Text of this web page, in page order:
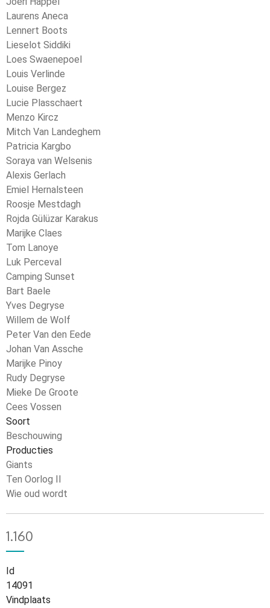
Laurens Aneca
Lennert Boots
Lieselot Siddiki
Loes Swaenepoel
Louis Verlinde
Louise Bergez
Lucie Plasschaert
Menzo Kircz
Mitch Van Landeghem
Patricia Kargbo
Soraya van Welsenis
Alexis Gerlach
Emiel Hernalsteen
Roosje Mestdagh
Rojda Gülüzar Karakus
Marijke Claes
Tom Lanoye
Luk Perceval
Camping Sunset
Bart Baele
Yves Degryse
Willem de Wolf
Peter Van den Eede
Johan Van Assche
Marijke Pinoy
Rudy Degryse
Mieke De Groote
Cees Vossen
Soort
Beschouwing
Producties
Giants
Ten Oorlog II
Wie oud wordt
1.160
Id
14091
Vindplaats